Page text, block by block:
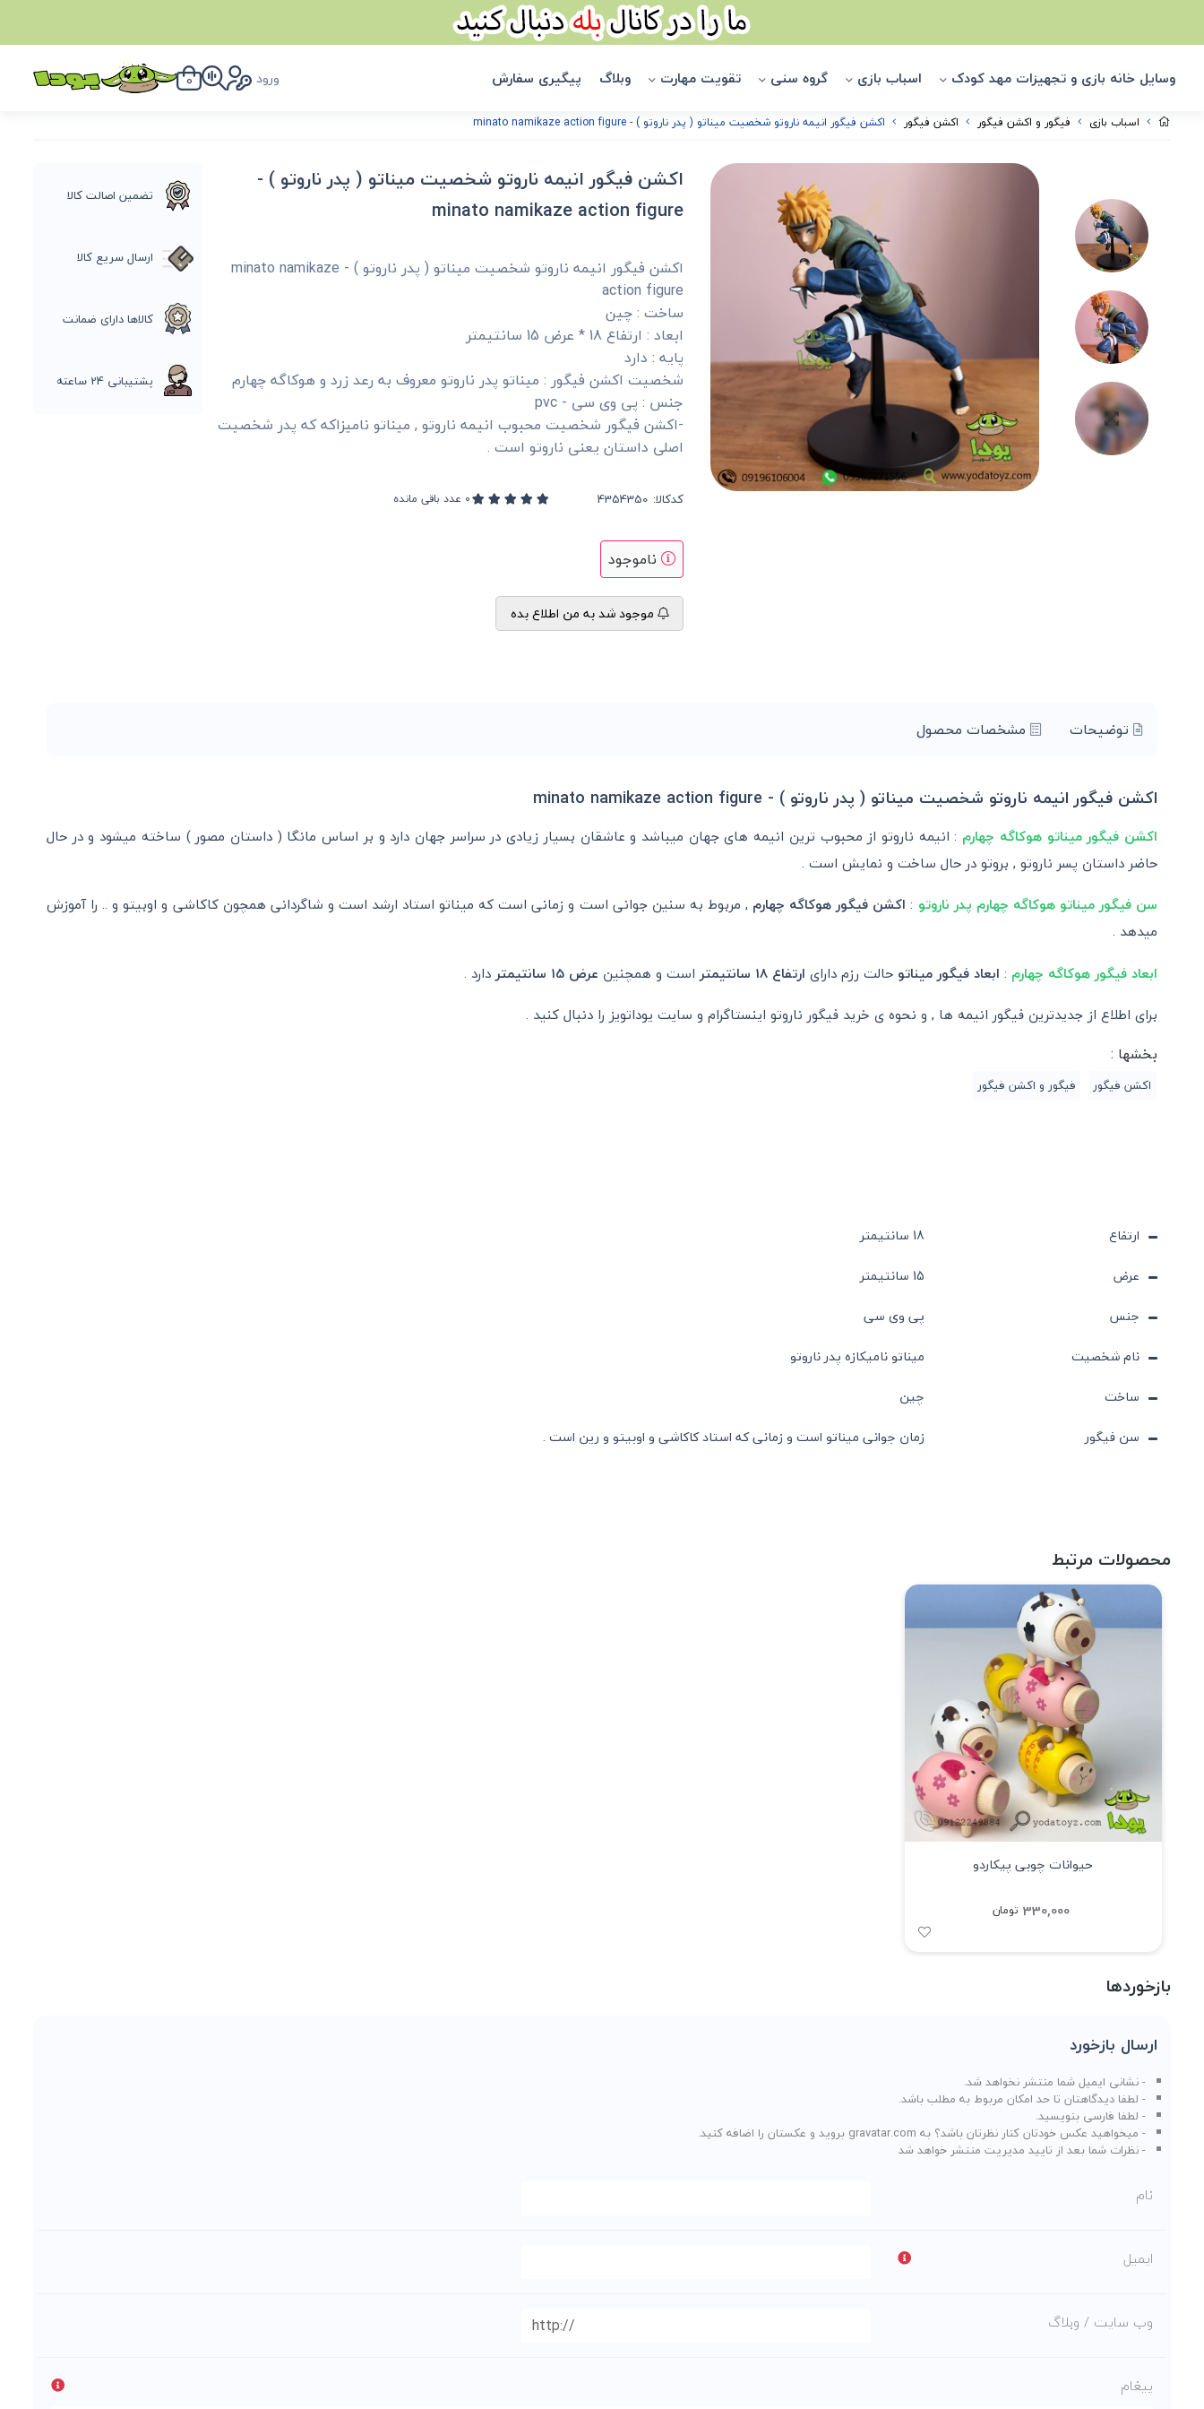
وسایل خانه بازی و تجهیزات مهد کودک اسباب بازی گروه سنی تقویت مهارت وبلاگ پیگیری سفارش ورود 0
اسباب بازی فیگور و اکشن فیگور اکشن فیگور اکشن فیگور انیمه ناروتو شخصیت میناتو ( پدر ناروتو ) - minato namikaze action figure
اکشن فیگور انیمه ناروتو شخصیت میناتو ( پدر ناروتو ) -
minato namikaze action figure
اکشن فیگور انیمه ناروتو شخصیت میناتو ( پدر ناروتو ) - minato namikaze
action figure
ساخت : چین
ابعاد : ارتفاع 18 * عرض 15 سانتیمتر
پایه : دارد
شخصیت اکشن فیگور : میناتو پدر ناروتو معروف به رعد زرد و هوکاگه چهارم
جنس : پی وی سی - pvc
-اکشن فیگور شخصیت محبوب انیمه ناروتو , میناتو نامیزاکه که پدر شخصیت
اصلی داستان یعنی ناروتو است .
کدکالا: 0 عدد باقی مانده
ناموجود
موجود شد به من اطلاع بده
تضمین اصالت کالا
ارسال سریع کالا
کالاها دارای ضمانت
پشتیبانی 24 ساعته
توضیحات مشخصات محصول
اکشن فیگور انیمه ناروتو شخصیت میناتو ( پدر ناروتو ) - minato namikaze action figure
اکشن فیگور میناتو هوکاگه چهارم : انیمه ناروتو از محبوب ترین انیمه های جهان میباشد و عاشقان بسیار زیادی در سراسر جهان دارد و بر اساس مانگا ( داستان مصور ) ساخته میشود و در حال
حاضر داستان پسر ناروتو , بروتو در حال ساخت و نمایش است .
سن فیگور میناتو هوکاگه چهارم پدر ناروتو : اکشن فیگور هوکاگه چهارم , مربوط به سنین جوانی است و زمانی است که میناتو استاد ارشد است و شاگردانی همچون کاکاشی و اوبیتو و .. را آموزش
میدهد .
ابعاد فیگور هوکاگه چهارم : ابعاد فیگور میناتو حالت رزم دارای ارتفاع 18 سانتیمتر است و همچنین عرض
دارد .
برای اطلاع از جدیدترین فیگور انیمه ها , و نحوه ی خرید فیگور ناروتو اینستاگرام و سایت یوداتویز را دنبال کنید .
بخشها :
اکشن فیگور فیگور و اکشن فیگور
ارتفاع
18 سانتیمتر
عرض
15 سانتیمتر
جنس
پی وی سی
نام شخصیت
میناتو نامیکازه پدر ناروتو
ساخت
چین
سن فیگور
زمان جوانی میناتو است و زمانی که استاد کاکاشی و اوبیتو و رین است .
محصولات مرتبط
حیوانات چوبی پیکاردو
330,000 تومان
بازخوردها
ارسال بازخورد
- نشانی ایمیل شما منتشر نخواهد شد.
- لطفا دیدگاهتان تا حد امکان مربوط به مطلب باشد.
- لطفا فارسی بنویسید.
- میخواهید عکس خودتان کنار نظرتان باشد؟ به gravatar.com بروید و عکستان را اضافه کنید.
- نظرات شما بعد از تایید مدیریت منتشر خواهد شد
نام
ایمیل
وب سایت / وبلاگ
پیغام